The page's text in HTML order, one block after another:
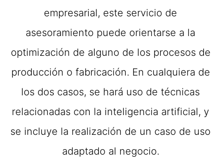
empresarial, este servicio de
asesoramiento puede orientarse a la
optimización de alguno de los procesos de
producción o fabricación. En cualquiera de
los dos casos, se hará uso de técnicas
relacionadas con la inteligencia artificial, y
se incluye la realización de un caso de uso
adaptado al negocio.